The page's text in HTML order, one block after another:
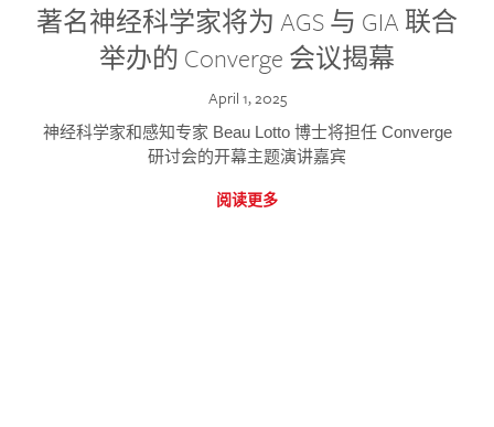
著名神经科学家将为 AGS 与 GIA 联合
举办的 Converge 会议揭幕
April 1, 2025
神经科学家和感知专家 Beau Lotto 博士将担任 Converge
研讨会的开幕主题演讲嘉宾
阅读更多